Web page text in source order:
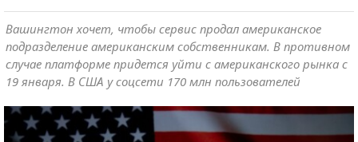
Вашингтон хочет, чтобы сервис продал американское
подразделение американским собственникам. В противном
случае платформе придется уйти с американского рынка с
19 января. В США у соцсети 170 млн пользователей